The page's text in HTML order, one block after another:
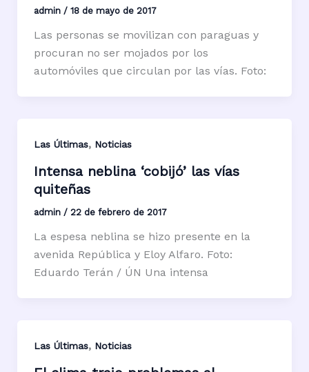
admin / 18 de mayo de 2017
Las personas se movilizan con paraguas y
procuran no ser mojados por los
automóviles que circulan por las vías. Foto:
Las Últimas, Noticias
Intensa neblina ‘cobijó’ las vías
quiteñas
admin / 22 de febrero de 2017
La espesa neblina se hizo presente en la
avenida República y Eloy Alfaro. Foto:
Eduardo Terán / ÚN Una intensa
Las Últimas, Noticias